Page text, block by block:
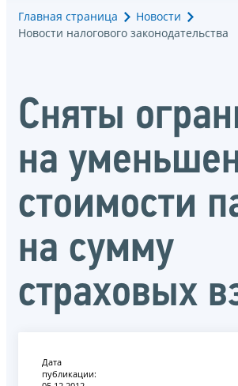
Главная страница
Новости
Новости налогового законодательства
Сняты
на
стоимости
на сумму
страховых
Дата
публикации: